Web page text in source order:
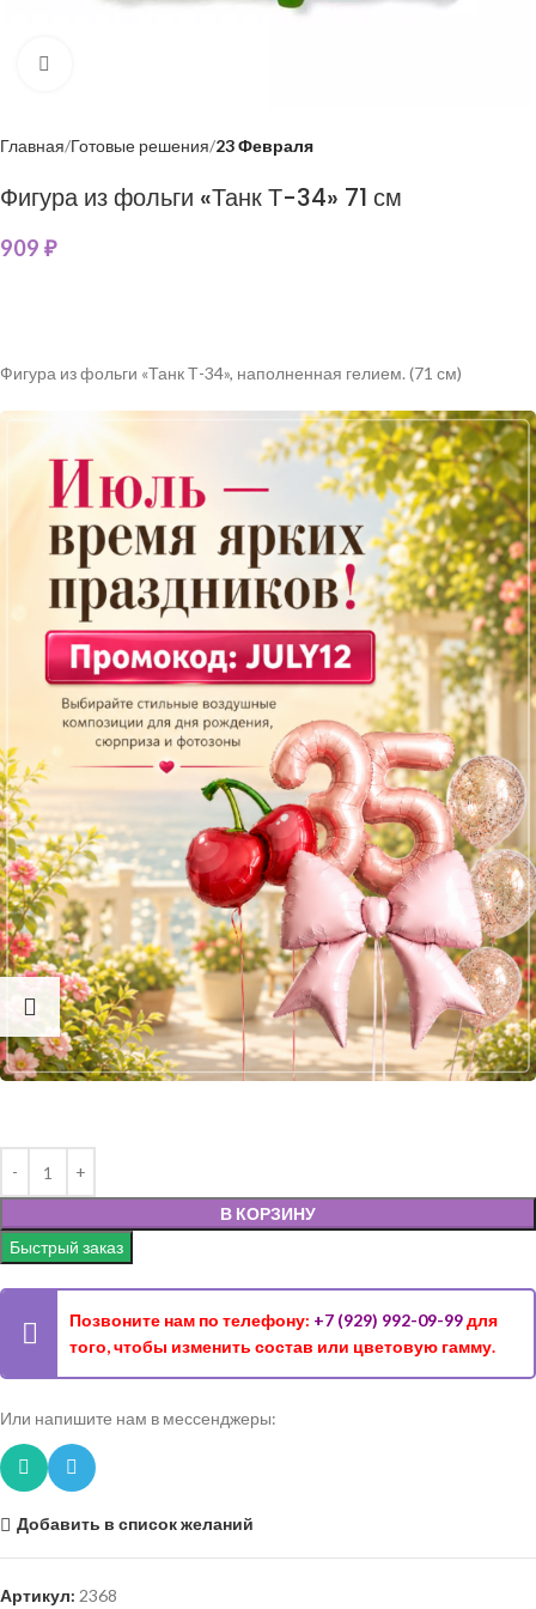
Главная Готовые решения 23 Февраля
Фигура из фольги «Танк Т-34» 71 см
909 ₽
Фигура из фольги «Танк Т-34», наполненная гелием. (71 см)
В КОРЗИНУ
Быстрый заказ
Позвоните нам по телефону: +7 (929) 992-09-99для
того, чтобы изменить состав или цветовую гамму.
Или напишите нам в мессенджеры:
Добавить в список желаний
Артикул: 2368